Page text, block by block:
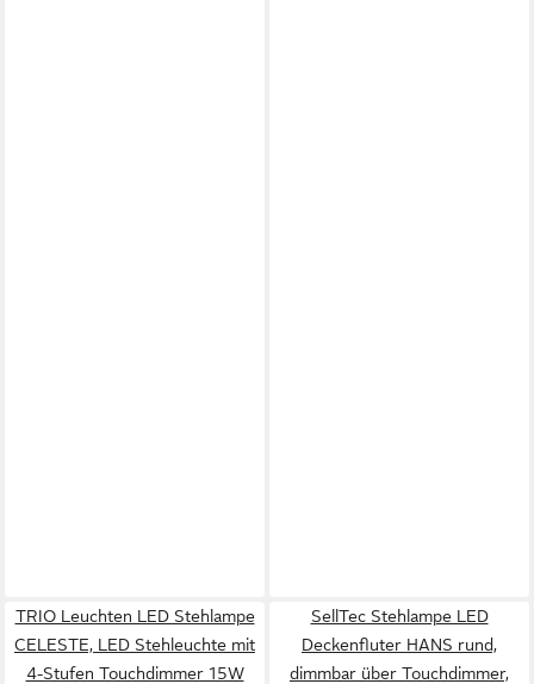
TRIO Leuchten LED Stehlampe
CELESTE, LED Stehleuchte mit
4-Stufen Touchdimmer 15W
SellTec Stehlampe LED
Deckenfluter HANS rund,
dimmbar über Touchdimmer,